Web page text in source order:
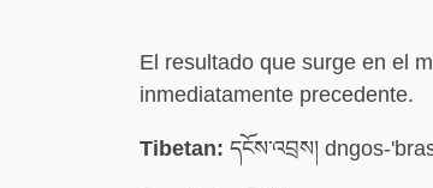
El resultado que surge en el
inmediatamente precedente.
Tibetan: དངོས་འབྲས། dngos-